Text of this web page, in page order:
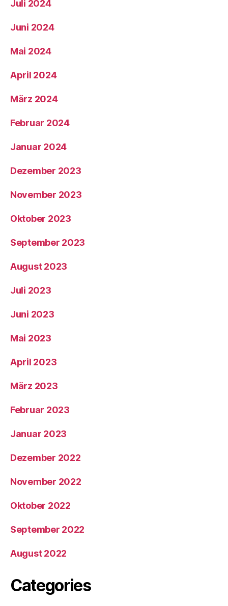
Juli 2024
Juni 2024
Mai 2024
April 2024
März 2024
Februar 2024
Januar 2024
Dezember 2023
November 2023
Oktober 2023
September 2023
August 2023
Juli 2023
Juni 2023
Mai 2023
April 2023
März 2023
Februar 2023
Januar 2023
Dezember 2022
November 2022
Oktober 2022
September 2022
August 2022
Categories